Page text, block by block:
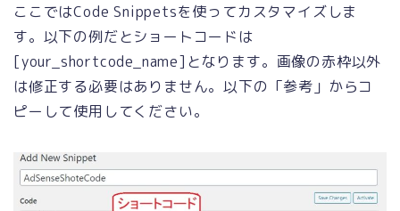
ここではCode Snippetsを使ってカスタマイズしま
す。以下の例だとショートコードは
[your_shortcode_name]となります。画像の赤枠以外
は修正する必要はありません。以下の「参考」からコ
ピーして使用してください。